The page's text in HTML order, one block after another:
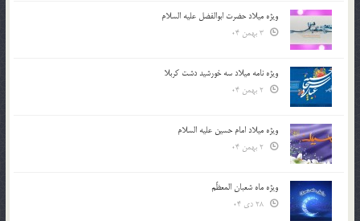
ویژه میلاد حضرت ابوالفضل علیه السلام
ویژه نامه میلاد سه خورشید دشت کربلا
ویژه میلاد امام حسین علیه السلام
ویژه ماه شعبان المعظّم